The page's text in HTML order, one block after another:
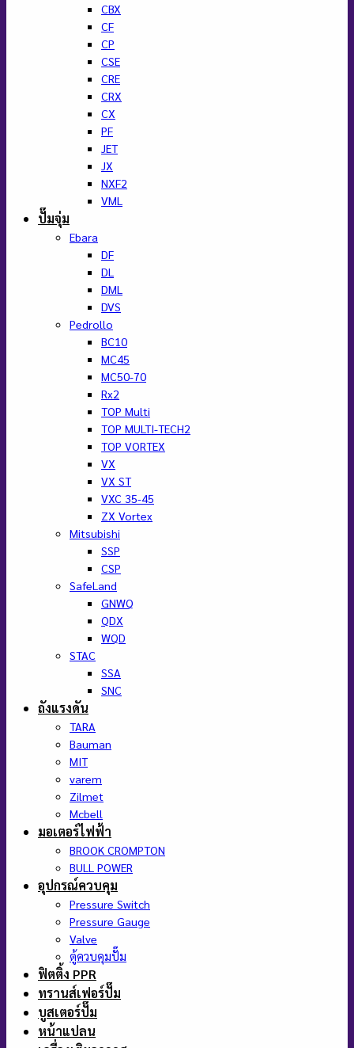
CBX
CF
CP
CSE
CRE
CRX
CX
PF
JET
JX
NXF2
VML
ปั๊มจุ่ม
Ebara
DF
DL
DML
DVS
Pedrollo
BC10
MC45
MC50-70
Rx2
TOP Multi
TOP MULTI-TECH2
TOP VORTEX
VX
VX ST
VXC 35-45
ZX Vortex
Mitsubishi
SSP
CSP
SafeLand
GNWQ
QDX
WQD
STAC
SSA
SNC
ถังแรงดัน
TARA
Bauman
MIT
varem
Zilmet
Mcbell
มอเตอร์ไฟฟ้า
BROOK CROMPTON
BULL POWER
อุปกรณ์ควบคุม
Pressure Switch
Pressure Gauge
Valve
ตู้ควบคุมปั๊ม
ฟิตติ้ง PPR
ทรานส์เฟอร์ปั๊ม
บูสเตอร์ปั๊ม
หน้าแปลน